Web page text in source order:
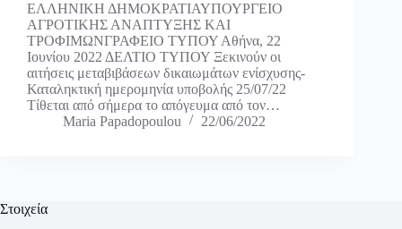
ΕΛΛΗΝΙΚΗ ΔΗΜΟΚΡΑΤΙΑΥΠΟΥΡΓΕΙΟ
ΑΓΡΟΤΙΚΗΣ ΑΝΑΠΤΥΞΗΣ ΚΑΙ
ΤΡΟΦΙΜΩΝΓΡΑΦΕΙΟ ΤΥΠΟΥ Αθήνα, 22
Ιουνίου 2022 ΔΕΛΤΙΟ ΤΥΠΟΥ Ξεκινούν οι
αιτήσεις μεταβιβάσεων δικαιωμάτων ενίσχυσης-
Καταληκτική ημερομηνία υποβολής 25/07/22
Τίθεται από σήμερα το απόγευμα από τον…
Maria Papadopoulou
22/06/2022
Στοιχεία